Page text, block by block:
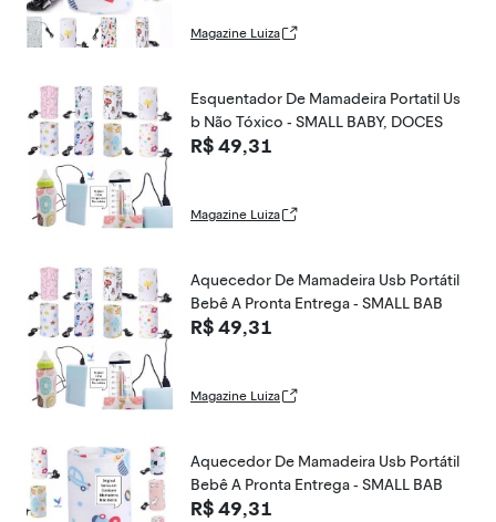
Magazine Luiza
Esquentador De Mamadeira Portatil Us
b Não Tóxico - SMALL BABY, DOCES
R$ 49,31
Magazine Luiza
Aquecedor De Mamadeira Usb Portátil
Bebê A Pronta Entrega - SMALL BAB
R$ 49,31
Magazine Luiza
Aquecedor De Mamadeira Usb Portátil
Bebê A Pronta Entrega - SMALL BAB
R$ 49,31